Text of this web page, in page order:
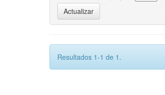
Resultados 1-1 de 1.